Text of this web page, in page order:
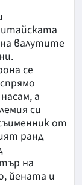
валутите
се
а
си
от
ранд
на
йената и